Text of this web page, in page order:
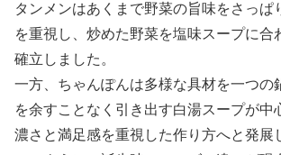
タンメンはあくまで野菜の旨味をさっぱ
を重視し、炒めた野菜を塩味スープに合
確立しました。
一方、ちゃんぽんは多様な具材を一つの
を余すことなく引き出す白湯スープが中
濃さと満足感を重視した作り方へと発展